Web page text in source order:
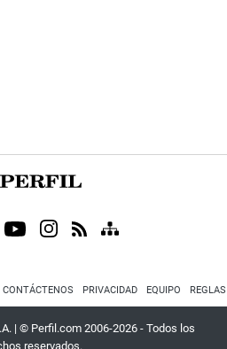
CONTÁCTENOS PRIVACIDAD EQUIPO
| © Perfil.com 2006-2026 - Todos los
reservados.